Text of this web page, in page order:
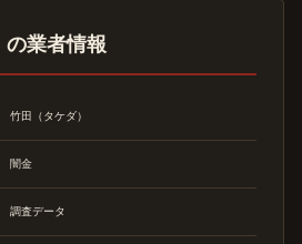
業者情報
竹田（タケダ）
闇金
調査データ